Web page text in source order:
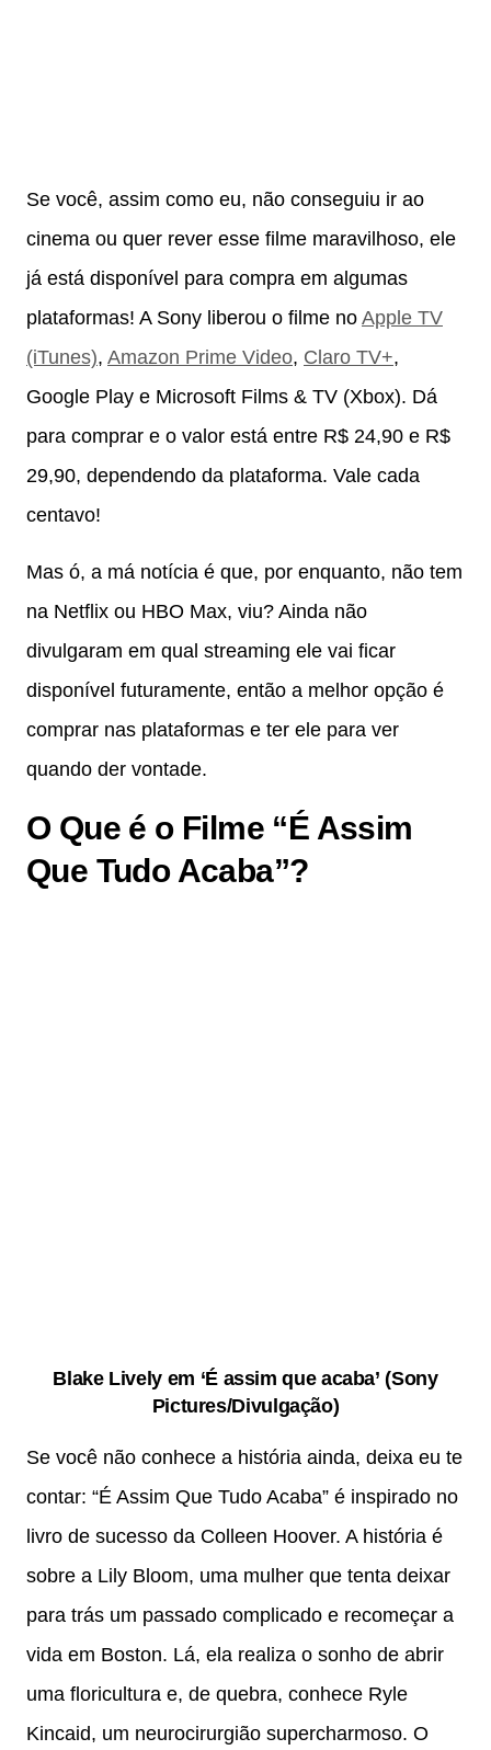
Se você, assim como eu, não conseguiu ir ao
cinema ou quer rever esse filme maravilhoso, ele
já está disponível para compra em algumas
plataformas! A Sony liberou o filme no Apple TV
(iTunes), Amazon Prime Video, Claro TV+,
Google Play e Microsoft Films & TV (Xbox). Dá
para comprar e o valor está entre R$ 24,90 e R$
29,90, dependendo da plataforma. Vale cada
centavo!
Mas ó, a má notícia é que, por enquanto, não tem
na Netflix ou HBO Max, viu? Ainda não
divulgaram em qual streaming ele vai ficar
disponível futuramente, então a melhor opção é
comprar nas plataformas e ter ele para ver
quando der vontade.
O Que é o Filme “É Assim
Que Tudo Acaba”?
Blake Lively em ‘É assim que acaba’ (Sony
Pictures/Divulgação)
Se você não conhece a história ainda, deixa eu te
contar: “É Assim Que Tudo Acaba” é inspirado no
livro de sucesso da Colleen Hoover. A história é
sobre a Lily Bloom, uma mulher que tenta deixar
para trás um passado complicado e recomeçar a
vida em Boston. Lá, ela realiza o sonho de abrir
uma floricultura e, de quebra, conhece Ryle
Kincaid, um neurocirurgião supercharmoso. O